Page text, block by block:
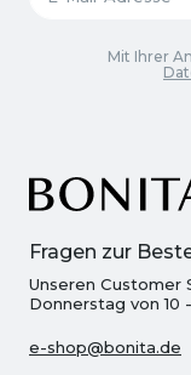
Fragen zur
Unseren Customer
Donnerstag von 10 -
e-shop@bonita.de
Mit Ihrer